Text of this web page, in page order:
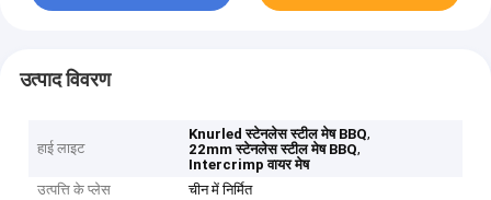
उत्पाद विवरण
हाई लाइट
Knurled स्टेनलेस स्टील मेष BBQ,
22mm स्टेनलेस स्टील मेष BBQ,
Intercrimp वायर मेष
उत्पत्ति के प्लेस
चीन में निर्मित